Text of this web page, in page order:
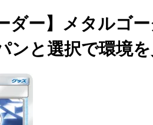
ダー】メタルゴ
ンと選択で環境